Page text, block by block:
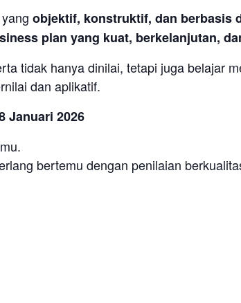
objektif, konstruktif, dan berbasis
plan yang kuat, berkelanjutan,
tidak hanya dinilai, tetapi juga belajar
dan aplikatif.
Januari 2026
bertemu dengan penilaian